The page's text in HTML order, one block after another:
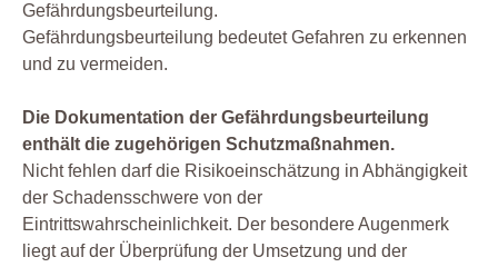
Gefährdungsbeurteilung.
Gefährdungsbeurteilung bedeutet Gefahren zu erkennen
und zu vermeiden.
Die Dokumentation der Gefährdungsbeurteilung
enthält die zugehörigen Schutzmaßnahmen.
Nicht fehlen darf die Risikoeinschätzung in Abhängigkeit
der Schadensschwere von der
Eintrittswahrscheinlichkeit. Der besondere Augenmerk
liegt auf der Überprüfung der Umsetzung und der